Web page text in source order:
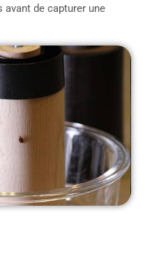
de capturer une